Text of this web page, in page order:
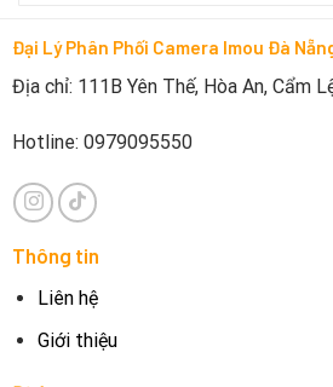
Đại Lý Phân Phối Camera Imou Đà
Địa chỉ: 111B Yên Thế, Hòa An, Cẩm
Hotline: 0979095550
Thông tin
Liên hệ
Giới thiệu